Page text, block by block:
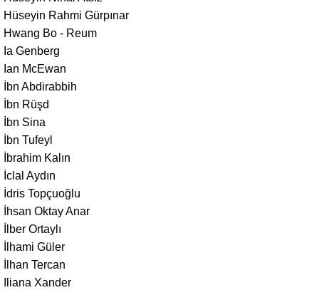
Hüseyin Rahmi Gürpınar
Hwang Bo - Reum
Ia Genberg
Ian McEwan
İbn Abdirabbih
İbn Rüşd
İbn Sina
İbn Tufeyl
İbrahim Kalın
İclal Aydın
İdris Topçuoğlu
İhsan Oktay Anar
İlber Ortaylı
İlhami Güler
İlhan Tercan
Iliana Xander